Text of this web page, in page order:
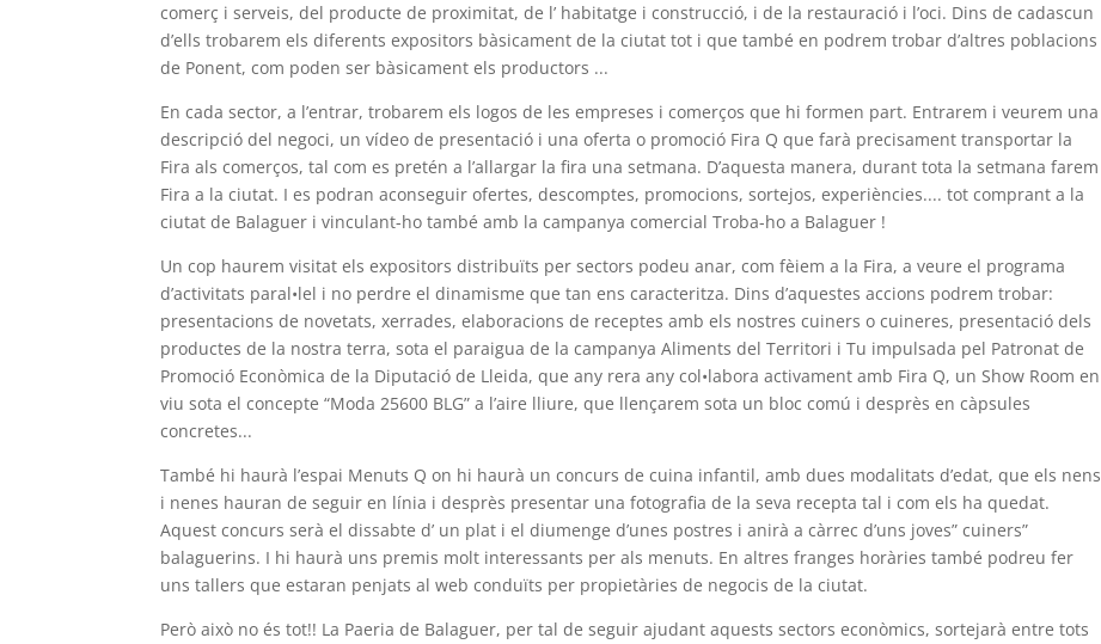
comerç i serveis, del producte de proximitat, de l’ habitatge i construcció, i de la restauració i l’oci. Dins de cadascun
d’ells trobarem els diferents expositors bàsicament de la ciutat tot i que també en podrem trobar d’altres poblacions
de Ponent, com poden ser bàsicament els productors ...
En cada sector, a l’entrar, trobarem els logos de les empreses i comerços que hi formen part. Entrarem i veurem una
descripció del negoci, un vídeo de presentació i una oferta o promoció Fira Q que farà precisament transportar la
Fira als comerços, tal com es pretén a l’allargar la fira una setmana. D’aquesta manera, durant tota la setmana farem
Fira a la ciutat. I es podran aconseguir ofertes, descomptes, promocions, sortejos, experiències.... tot comprant a la
ciutat de Balaguer i vinculant-ho també amb la campanya comercial Troba-ho a Balaguer !
Un cop haurem visitat els expositors distribuïts per sectors podeu anar, com fèiem a la Fira, a veure el programa
d’activitats paral•lel i no perdre el dinamisme que tan ens caracteritza. Dins d’aquestes accions podrem trobar:
presentacions de novetats, xerrades, elaboracions de receptes amb els nostres cuiners o cuineres, presentació dels
productes de la nostra terra, sota el paraigua de la campanya Aliments del Territori i Tu impulsada pel Patronat de
Promoció Econòmica de la Diputació de Lleida, que any rera any col•labora activament amb Fira Q, un Show Room en
viu sota el concepte “Moda 25600 BLG” a l’aire lliure, que llençarem sota un bloc comú i desprès en càpsules
concretes...
També hi haurà l’espai Menuts Q on hi haurà un concurs de cuina infantil, amb dues modalitats d’edat, que els nens
i nenes hauran de seguir en línia i desprès presentar una fotografia de la seva recepta tal i com els ha quedat.
Aquest concurs serà el dissabte d’ un plat i el diumenge d’unes postres i anirà a càrrec d’uns joves” cuiners”
balaguerins. I hi haurà uns premis molt interessants per als menuts. En altres franges horàries també podreu fer
uns tallers que estaran penjats al web conduïts per propietàries de negocis de la ciutat.
Però això no és tot!! La Paeria de Balaguer, per tal de seguir ajudant aquests sectors econòmics, sortejarà entre tots